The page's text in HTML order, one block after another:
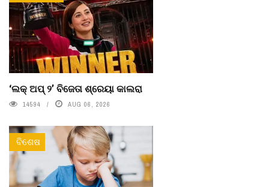
‘ଲକ୍ ଅପ୍ ୨’ ବିଜେତା ଶ୍ରେୟା କାଲରା
14594 AUG 06, 2026
ବିଶେଷ